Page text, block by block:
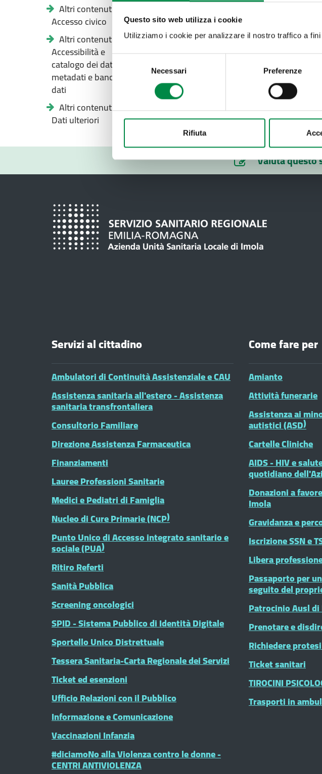
Questo sito web utilizza i cookie
Utilizziamo i cookie per analizzare il nostro traffico a
consenso
Necessari Preferenze
Rifiuta
Altri contenuti -
Accesso civico
Altri contenuti -
Accessibilità e
catalogo dei dati,
metadati e banche
dati
Altri contenuti -
Dati ulteriori
Valuta questo
Servizi al cittadino
Ambulatori di Continuità Assistenziale e CAU
Assistenza sanitaria all'estero - Assistenza
sanitaria transfrontaliera
Consultorio Familiare
Direzione Assistenza Farmaceutica
Finanziamenti
Lauree Professioni Sanitarie
Medici e Pediatri di Famiglia
Nucleo di Cure Primarie (NCP)
Punto Unico di Accesso integrato sanitario e
sociale (PUA)
Ritiro Referti
Sanità Pubblica
Screening oncologici
SPID - Sistema Pubblico di Identità Digitale
Sportello Unico Distrettuale
Tessera Sanitaria-Carta Regionale dei Servizi
Ticket ed esenzioni
Ufficio Relazioni con il Pubblico
Informazione e Comunicazione
Vaccinazioni Infanzia
#diciamoNo alla Violenza contro le donne -
CENTRI ANTIVIOLENZA
Come fare per
Amianto
Attività funerarie
Assistenza ai
autistici (ASD)
Cartelle Cliniche
AIDS - HIV e
quotidiano
Donazioni a
Imola
Gravidanza e
Iscrizione SSN e
Libera
Passaporto per
seguito del
Patrocinio Ausl
Prenotare e
Richiedere
Ticket sanitari
TIROCINI
Trasporti in